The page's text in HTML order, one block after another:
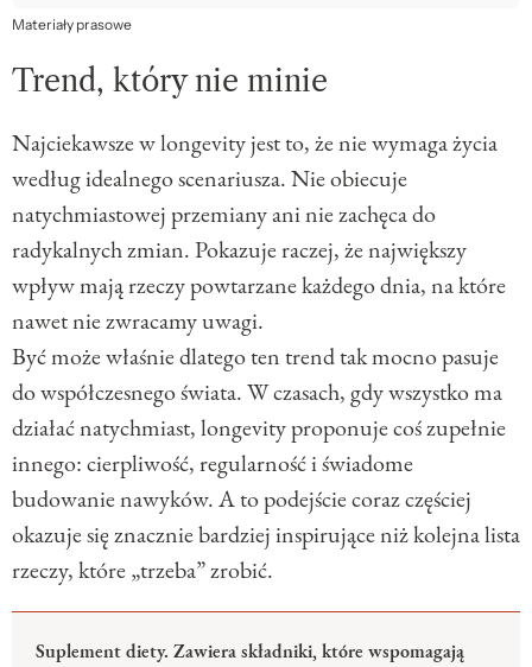
Materiały prasowe
Trend, który nie minie
Najciekawsze w longevity jest to, że nie wymaga życia
według idealnego scenariusza. Nie obiecuje
natychmiastowej przemiany ani nie zachęca do
radykalnych zmian. Pokazuje raczej, że największy
wpływ mają rzeczy powtarzane każdego dnia, na które
nawet nie zwracamy uwagi.
Być może właśnie dlatego ten trend tak mocno pasuje
do współczesnego świata. W czasach, gdy wszystko ma
działać natychmiast, longevity proponuje coś zupełnie
innego: cierpliwość, regularność i świadome
budowanie nawyków. A to podejście coraz częściej
okazuje się znacznie bardziej inspirujące niż kolejna lista
rzeczy, które „trzeba” zrobić.
Suplement diety. Zawiera składniki, które wspomagają